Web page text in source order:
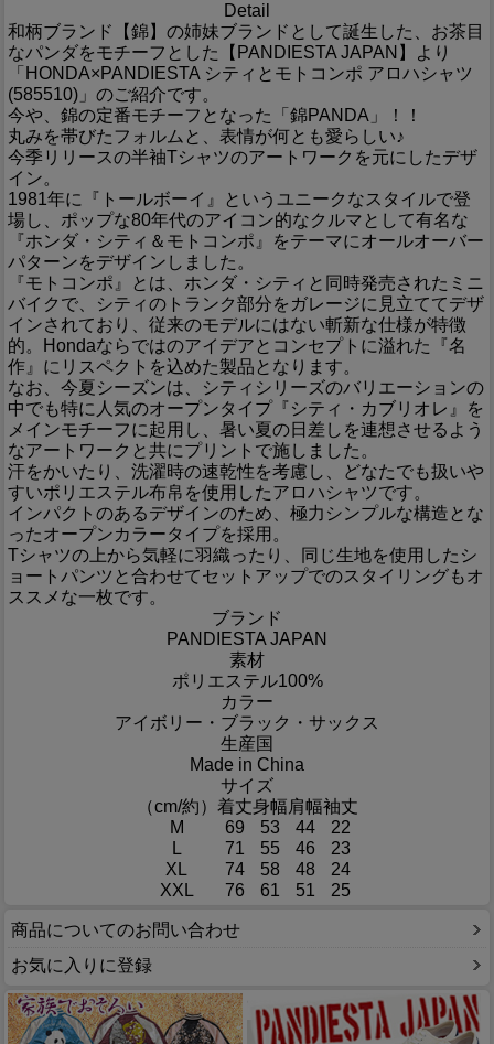
Detail
和柄ブランド【錦】の姉妹ブランドとして誕生した、お茶目
なパンダをモチーフとした【PANDIESTA JAPAN】より
「HONDA×PANDIESTA シティとモトコンポ アロハシャツ
(585510)」のご紹介です。
今や、錦の定番モチーフとなった「錦PANDA」！！
丸みを帯びたフォルムと、表情が何とも愛らしい♪
今季リリースの半袖Tシャツのアートワークを元にしたデザ
イン。
1981年に『トールボーイ』というユニークなスタイルで登
場し、ポップな80年代のアイコン的なクルマとして有名な
『ホンダ・シティ＆モトコンポ』をテーマにオールオーバー
パターンをデザインしました。
『モトコンポ』とは、ホンダ・シティと同時発売されたミニ
バイクで、シティのトランク部分をガレージに見立ててデザ
インされており、従来のモデルにはない斬新な仕様が特徴
的。Hondaならではのアイデアとコンセプトに溢れた『名
作』にリスペクトを込めた製品となります。
なお、今夏シーズンは、シティシリーズのバリエーションの
中でも特に人気のオープンタイプ『シティ・カブリオレ』を
メインモチーフに起用し、暑い夏の日差しを連想させるよう
なアートワークと共にプリントで施しました。
汗をかいたり、洗濯時の速乾性を考慮し、どなたでも扱いや
すいポリエステル布帛を使用したアロハシャツです。
インパクトのあるデザインのため、極力シンプルな構造とな
ったオープンカラータイプを採用。
Tシャツの上から気軽に羽織ったり、同じ生地を使用したシ
ョートパンツと合わせてセットアップでのスタイリングもオ
ススメな一枚です。
ブランド
PANDIESTA JAPAN
素材
ポリエステル100%
カラー
アイボリー・ブラック・サックス
生産国
Made in China
サイズ
（cm/約） 着丈身幅肩幅袖丈
M
69 53 44
22
L
71 55 46
23
XL
74 58 48
24
XXL
76 61 51 25
商品についてのお問い合わせ
お気に入りに登録